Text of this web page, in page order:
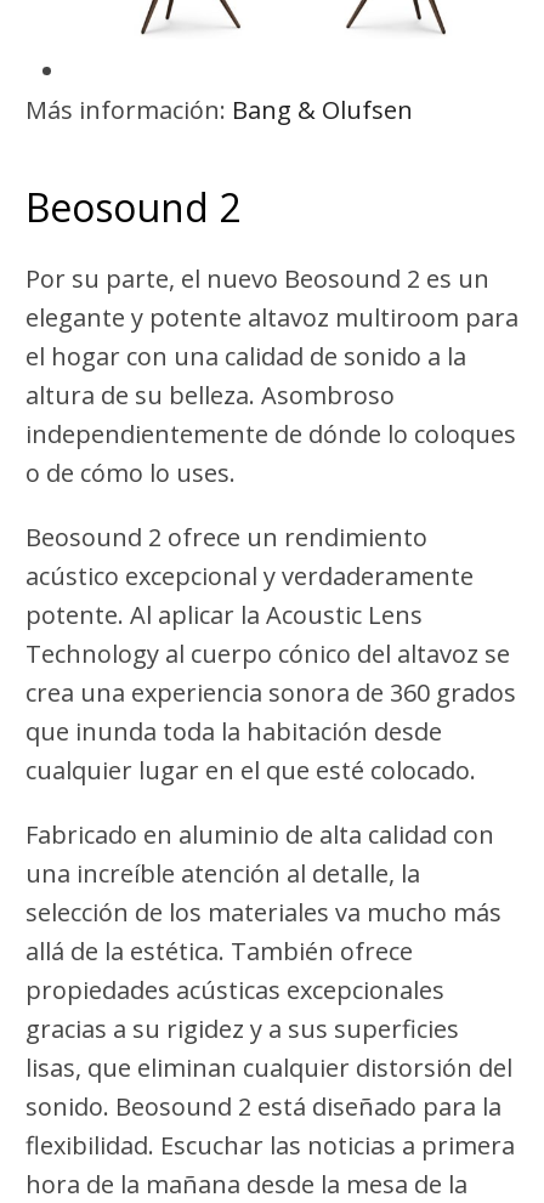
Más información: Bang & Olufsen
Beosound 2
Por su parte, el nuevo Beosound 2 es un
elegante y potente altavoz multiroom para
el hogar con una calidad de sonido a la
altura de su belleza. Asombroso
independientemente de dónde lo coloques
o de cómo lo uses.
Beosound 2 ofrece un rendimiento
acústico excepcional y verdaderamente
potente. Al aplicar la Acoustic Lens
Technology al cuerpo cónico del altavoz se
crea una experiencia sonora de 360 grados
que inunda toda la habitación desde
cualquier lugar en el que esté colocado.
Fabricado en aluminio de alta calidad con
una increíble atención al detalle, la
selección de los materiales va mucho más
allá de la estética. También ofrece
propiedades acústicas excepcionales
gracias a su rigidez y a sus superficies
lisas, que eliminan cualquier distorsión del
sonido. Beosound 2 está diseñado para la
flexibilidad. Escuchar las noticias a primera
hora de la mañana desde la mesa de la